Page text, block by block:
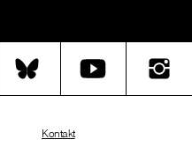
Kontakt